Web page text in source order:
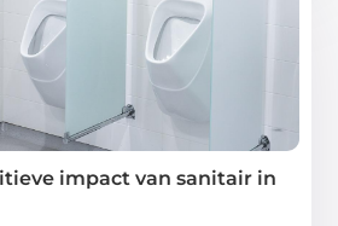
impact van sanitair in